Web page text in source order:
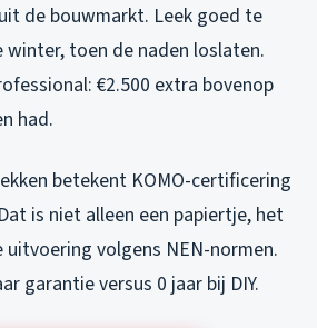
de bouwmarkt. Leek goed te
winter, toen de naden loslaten.
€2.500 extra bovenop
had.
betekent KOMO-certificering
is niet alleen een papiertje, het
volgens NEN-normen.
garantie versus 0 jaar bij DIY.